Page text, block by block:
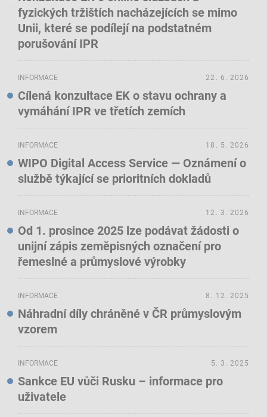
fyzických tržištích nacházejících se mimo
Unii, které se podílejí na podstatném
porušování IPR
INFORMACE
Cílená konzultace EK o stavu ochrany a
vymáhání IPR ve třetích zemích
22. 6. 2026
INFORMACE
WIPO Digital Access Service — Oznámení o
službě týkající se prioritních dokladů
18. 5. 2026
INFORMACE
Od 1. prosince 2025 lze podávat žádosti o
unijní zápis zeměpisných označení pro
řemeslné a průmyslové výrobky
12. 3. 2026
INFORMACE
Náhradní díly chráněné v ČR průmyslovým
vzorem
8. 12. 2025
INFORMACE
Sankce EU vůči Rusku – informace pro
uživatele
5. 3. 2025